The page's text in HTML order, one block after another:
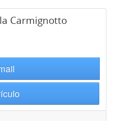
Carmignotto